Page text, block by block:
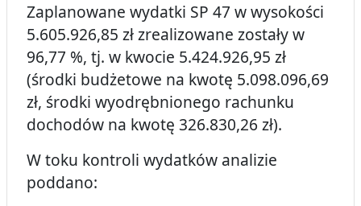
Zaplanowane wydatki SP 47 w wysokości
5.605.926,85 zł zrealizowane zostały w
96,77 %, tj. w kwocie 5.424.926,95 zł
(środki budżetowe na kwotę 5.098.096,69
zł, środki wyodrębnionego rachunku
dochodów na kwotę 326.830,26 zł).
W toku kontroli wydatków analizie
poddano: